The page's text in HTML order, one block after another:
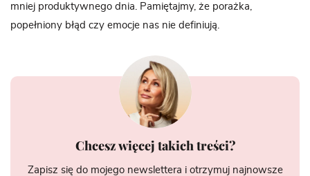
mniej produktywnego dnia. Pamiętajmy, że porażka,
popełniony błąd czy emocje nas nie definiują.
Chcesz więcej takich treści?
Zapisz się do mojego newslettera i otrzymuj najnowsze